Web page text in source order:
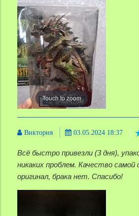
Touch to zoom
Виктория 03.05.2024 18:37
Всё быстро привезли (3 дня),
никаких проблем. Качество самой
оригинал, брака нет. Спасибо!